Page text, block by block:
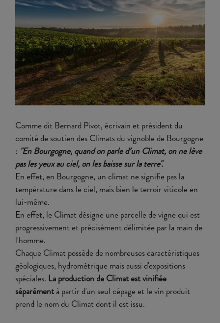
Comme dit Bernard Pivot, écrivain et président du
comité de soutien des Climats du vignoble de Bourgogne
: "En Bourgogne, quand on parle d’un Climat, on ne lève
pas les yeux au ciel, on les baisse sur la terre".
En effet, en Bourgogne, un climat ne signifie pas la
température dans le ciel, mais bien le terroir viticole en
lui-même.
En effet, le Climat désigne une parcelle de vigne qui est
progressivement et précisément délimitée par la main de
l'homme.
Chaque Climat possède de nombreuses caractéristiques
géologiques, hydrométrique mais aussi d'expositions
spéciales. La production de Climat est vinifiée
séparément à partir d'un seul cépage et le vin produit
prend le nom du Climat dont il est issu.